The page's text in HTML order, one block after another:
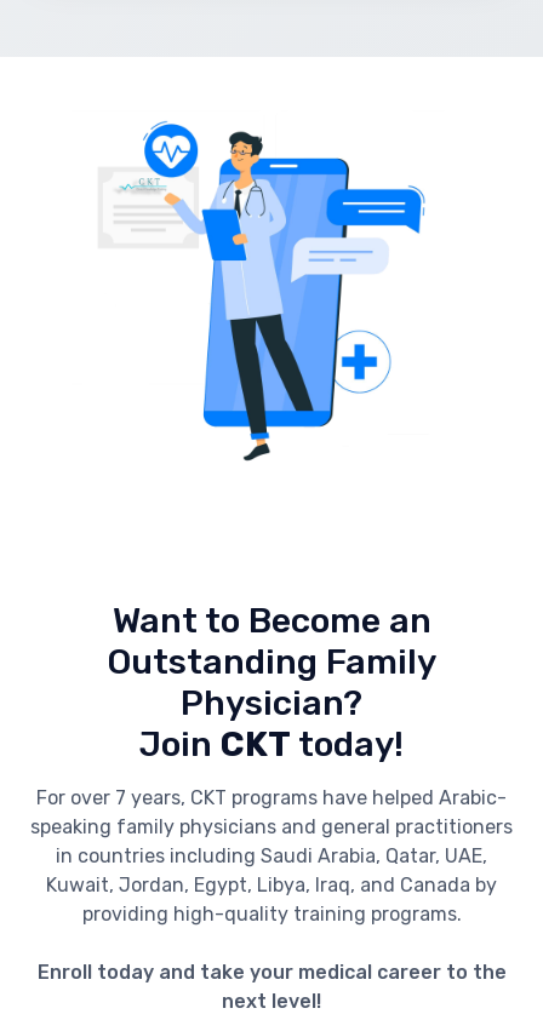
Want to Become an
Outstanding Family
Physician?
Join CKT today!
For over 7 years, CKT programs have helped Arabic-
speaking family physicians and general practitioners
in countries including Saudi Arabia, Qatar, UAE,
Kuwait, Jordan, Egypt, Libya, Iraq, and Canada by
providing high-quality training programs.
Enroll today and take your medical career to the
next level!